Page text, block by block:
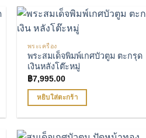
เพิ่มรายการโปร
พระเครื่อง
พระสมเด็จพิมพ์เกศบัวตูม ตะกรุด
เงินหลังโต๊ะหมู่
฿7,995.00
หยิบใส่ตะกร้า